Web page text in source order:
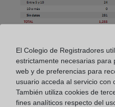
económica y tramo de
El 26% de las empresas
actividad económica
15,8% la Construcción,
Manufacturera.
El Colegio de Registradores
estrictamente necesarias para
web y de preferencias para
usuario acceda al servicio con
También utiliza cookies de
fines analíticos respecto del